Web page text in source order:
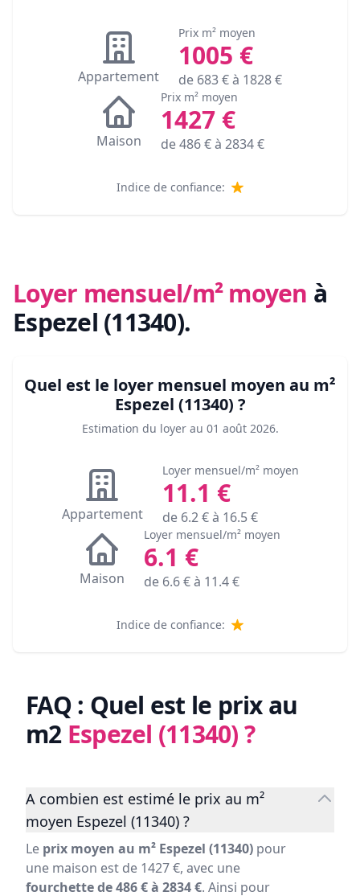
Appartement
Prix m² moyen
1005 €
de 683€ à 1828€
Maison
Prix m² moyen
1427€
de486€ à 2834€
Indice de confiance:
Loyer mensuel/m² moyen à
Espezel (11340).
Quel est le loyer mensuel moyen au m²
Espezel (11340) ?
Estimation du loyer au 01 août 2026.
Appartement
Loyer mensuel/m² moyen
11.1 €
de 6.2€ à 16.5€
Maison
Loyer mensuel/m² moyen
6.1 €
de 6.6€ à 11.4€
Indice de confiance:
FAQ : Quel est le prix au
m2 Espezel (11340)?
A combien est estimé le prix au m²
moyen Espezel (11340) ?
Le prix moyen au m² Espezel (11340) pour
une maison est de 1427 €, avec une
fourchette de 486 € à 2834 €. Ainsi pour